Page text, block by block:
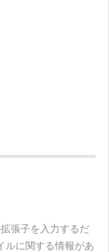
張子を入力するだ
ルに関する情報があ